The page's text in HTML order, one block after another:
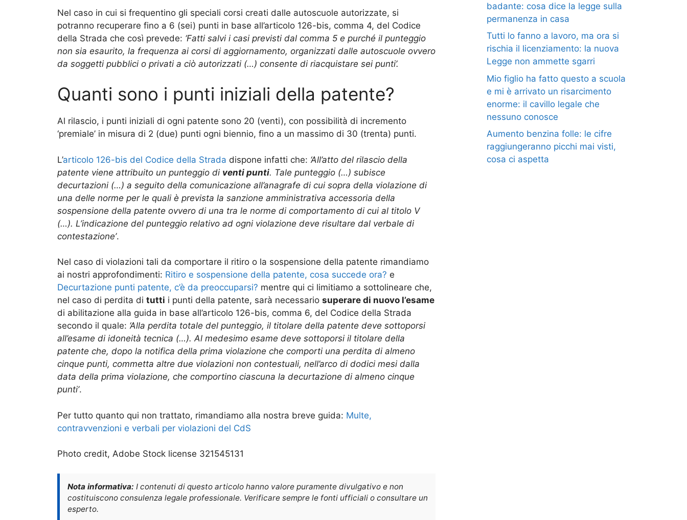
Nel caso in cui si frequentino gli speciali corsi creati dalle autoscuole autorizzate, si
potranno recuperare fino a 6 (sei) punti in base all’articolo 126-bis, comma 4, del Codice
della Strada che così prevede: ‘Fatti salvi i casi previsti dal comma 5 e purché il punteggio
non sia esaurito, la frequenza ai corsi di aggiornamento, organizzati dalle autoscuole ovvero
da soggetti pubblici o privati a ciò autorizzati (…) consente di riacquistare sei punti’.
Quanti sono i punti iniziali della patente?
Al rilascio, i punti iniziali di ogni patente sono 20 (venti), con possibilità di incremento
‘premiale’ in misura di 2 (due) punti ogni biennio, fino a un massimo di 30 (trenta) punti.
L’articolo 126-bis del Codice della Strada dispone infatti che: ‘All’atto del rilascio della
patente viene attribuito un punteggio di venti punti. Tale punteggio (…) subisce
decurtazioni (…) a seguito della comunicazione all’anagrafe di cui sopra della violazione di
una delle norme per le quali è prevista la sanzione amministrativa accessoria della
sospensione della patente ovvero di una tra le norme di comportamento di cui al titolo V
(…). L’indicazione del punteggio relativo ad ogni violazione deve risultare dal verbale di
contestazione’.
Nel caso di violazioni tali da comportare il ritiro o la sospensione della patente rimandiamo
ai nostri approfondimenti: Ritiro e sospensione della patente, cosa succede ora? e
Decurtazione punti patente, c’è da preoccuparsi? mentre qui ci limitiamo a sottolineare che,
nel caso di perdita di tutti i punti della patente, sarà necessario superare di nuovo l’esame
di abilitazione alla guida in base all’articolo 126-bis, comma 6, del Codice della Strada
secondo il quale: ‘Alla perdita totale del punteggio, il titolare della patente deve sottoporsi
all’esame di idoneità tecnica (…). Al medesimo esame deve sottoporsi il titolare della
patente che, dopo la notifica della prima violazione che comporti una perdita di almeno
cinque punti, commetta altre due violazioni non contestuali, nell’arco di dodici mesi dalla
data della prima violazione, che comportino ciascuna la decurtazione di almeno cinque
punti’.
Per tutto quanto qui non trattato, rimandiamo alla nostra breve guida: Multe,
contravvenzioni e verbali per violazioni del CdS
Photo credit, Adobe Stock license 321545131
Nota informativa: I contenuti di questo articolo hanno valore puramente divulgativo e non
costituiscono consulenza legale professionale. Verificare sempre le fonti ufficiali o consultare un
esperto.
badante: cosa dice la legge sulla
permanenza in casa
Tutti lo fanno a lavoro, ma ora si
rischia il licenziamento: la nuova
Legge non ammette sgarri
Mio figlio ha fatto questo a scuola
e mi è arrivato un risarcimento
enorme: il cavillo legale che
nessuno conosce
Aumento benzina folle: le cifre
raggiungeranno picchi mai visti,
cosa ci aspetta